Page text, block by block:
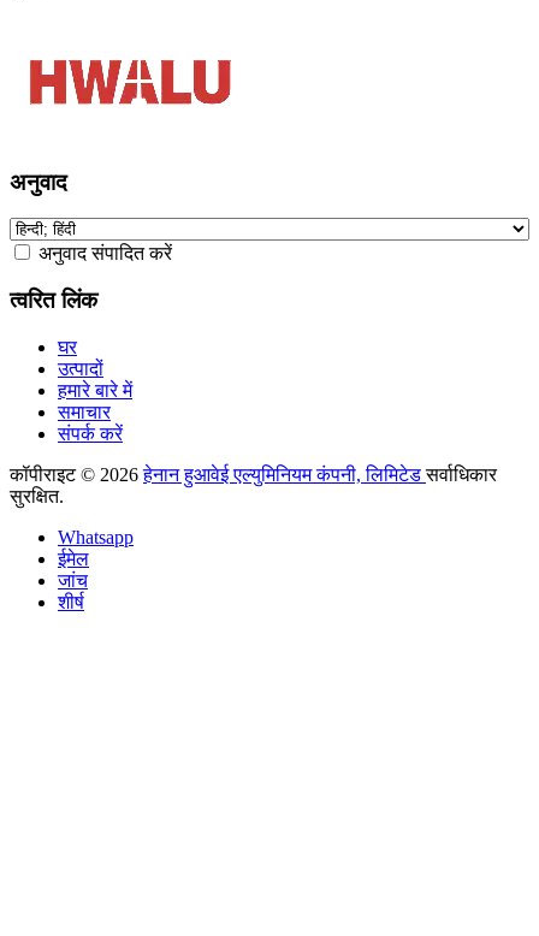
अनुवाद
अनुवाद संपादित करें
त्वरित लिंक
घर
उत्पादों
हमारे बारे में
समाचार
संपर्क करें
कॉपीराइट © 2026 हेनान हुआवेई एल्युमिनियम कंपनी, लिमिटेडसर्वाधिकार
सुरक्षित.
Whatsapp
ईमेल
जांच
शीर्ष